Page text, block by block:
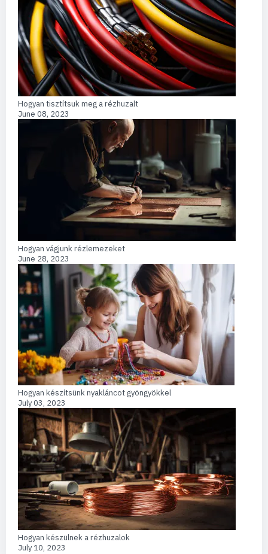
Hogyan tisztítsuk meg a rézhuzalt
June 08, 2023
Hogyan vágjunk rézlemezeket
June 28, 2023
Hogyan készítsünk nyakláncot gyöngyökkel
July 03, 2023
Hogyan készülnek a rézhuzalok
July 10, 2023